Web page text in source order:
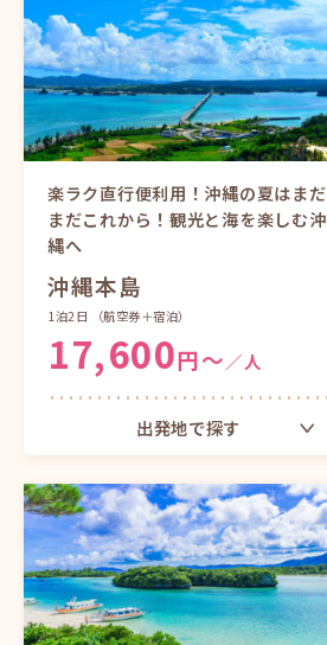
ツアーをもっと見る
楽ラク直行便利用！沖縄の夏はまだ
まだこれから！観光と海を楽しむ沖
縄へ
沖縄本島
1泊2日 （航空券＋宿泊）
17,600円〜／人
出発地で探す
東京（成田）発
大阪（関西）発
中部発